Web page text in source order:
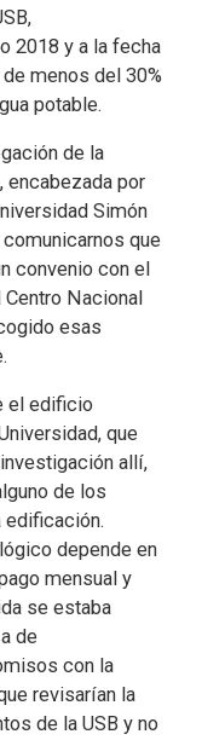
2018 y a la fecha
menos del 30%
potable.
de la
encabezada por
Simón
que
convenio con el
Nacional
esas
el edificio
que
allí,
de los
edificación.
depende en
mensual y
se estaba
de
con la
revisarían la
de la USB y no